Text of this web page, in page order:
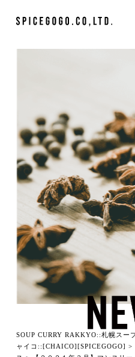
SOUP CURRY RAKKYO::札幌スー
ャイコ::[CHAICO][SPICEGOGO] >